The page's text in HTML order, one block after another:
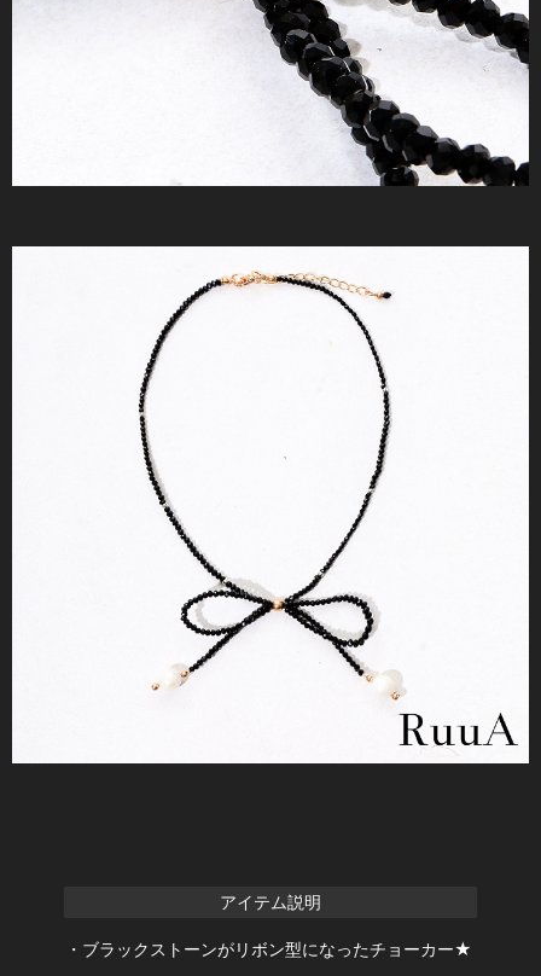
アイテム説明
・ブラックストーンがリボン型になったチョーカー★